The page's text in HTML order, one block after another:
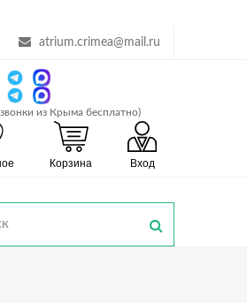
atrium.crimea@mail.ru
из Крыма бесплатно)
Корзина Вход